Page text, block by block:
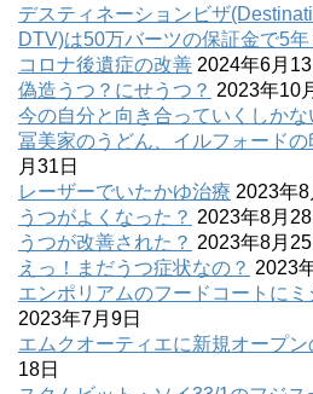
デスティネーションビザ
DTV)は50万バーツの保証金で5年
コロナ後遺症の改善 2024年6月13
偽造うつ？にせうつ？ 2023年10
今の自分と向き合っていくしかな
冨美家のうどん、イルフォードの
月31日
レーザーでいたかゆ治療 2023年8
うつがよくなった？ 2023年8月28
うつが改善された？ 2023年8月25
えっ！まだうつ症状なの？ 2023
エンポリアムのフードコートに
2023年7月9日
エムクオーティエに新規オープ
18日